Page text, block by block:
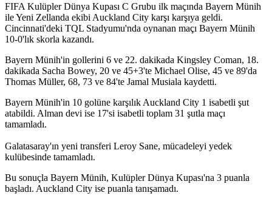
FIFA Kulüpler Dünya Kupası C Grubu ilk maçında Bayern Münih
ile Yeni Zellanda ekibi Auckland City karşı karşıya geldi.
Cincinnati'deki TQL Stadyumu'nda oynanan maçı Bayern Münih
10-0'lık skorla kazandı.
Bayern Münih'in gollerini 6 ve 22. dakikada Kingsley Coman, 18.
dakikada Sacha Bowey, 20 ve 45+3'te Michael Olise, 45 ve 89'da
Thomas Müller, 68, 73 ve 84'te Jamal Musiala kaydetti.
Bayern Münih'in 10 golüne karşılık Auckland City 1 isabetli şut
atabildi. Alman devi ise 17'si isabetli toplam 31 şutla maçı
tamamladı.
Galatasaray'ın yeni transferi Leroy Sane, mücadeleyi yedek
kulübesinde tamamladı.
Bu sonuçla Bayern Münih, Kulüpler Dünya Kupası'na 3 puanla
başladı. Auckland City ise puanla tanışamadı.